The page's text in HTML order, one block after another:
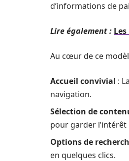
d’informations de
Lire également :
Au cœur de ce
Accueil convivial :
navigation.
Sélection de
pour garder
Options de
en quelques clics.